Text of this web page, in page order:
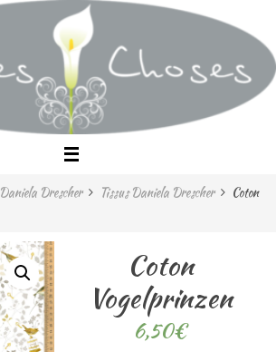
Daniela Drescher Tissus Daniela Drescher
Coton
Coton
Vogelprinzen
6,50€